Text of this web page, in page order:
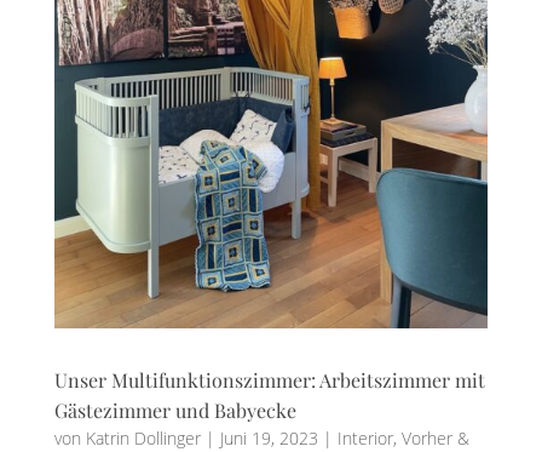
Unser Multifunktionszimmer: Arbeitszimmer mit
Gästezimmer und Babyecke
von Katrin Dollinger| Juni 19, 2023 | Interior, Vorher &